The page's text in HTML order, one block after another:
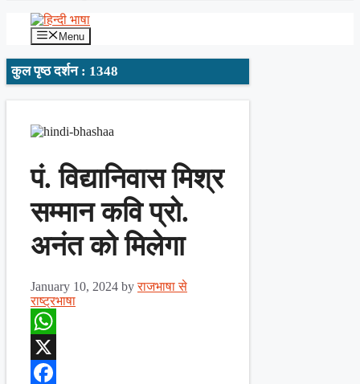
Menu
कुल पृष्ठ दर्शन : 1348
पं. विद्यानिवास मिश्र
सम्मान कवि प्रो.
अनंत को मिलेगा
January 10, 2024 byराजभाषा से
राष्ट्रभाषा
WhatsApp
X